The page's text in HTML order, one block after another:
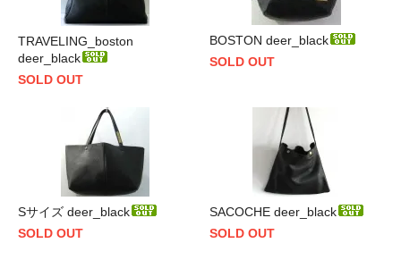
TRAVELING_boston
deer_black
SOLD OUT
BOSTON deer_black
SOLD OUT
Sサイズ deer_black
SOLD OUT
SACOCHE deer_black
SOLD OUT